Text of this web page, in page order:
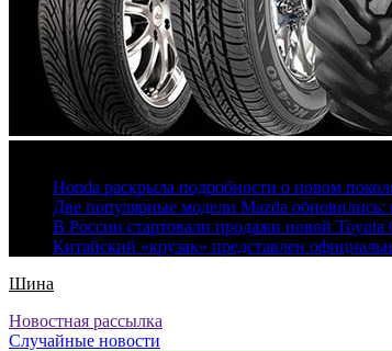
Honda раскрыла подробности о новом
Две популярные модели Mazda
В России стартовали продажи новой Toyota
Китайский «крузак» представлен
Шина
Новостная рассылка
Случайные новости